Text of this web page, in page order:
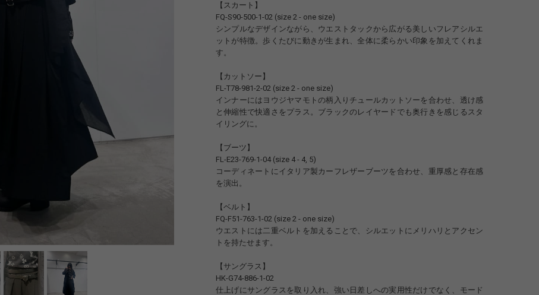
【スカート】
FQ-S90-500-1-02 (size 2 - one size)
シンプルなデザインながら、ウエストタックから広がる美しいフレアシルエ
ットが特徴。歩くたびに動きが生まれ、全体に柔らかい印象を加えてくれま
す。
【カットソー】
FL-T78-981-2-02 (size 2 - one size)
インナーにはヨウジヤマモトの柄入りチュールカットソーを合わせ、透け感
と伸縮性で快適さをプラス。ブラックのレイヤードでも奥行きを感じるスタ
イリングに。
【ブーツ】
FL-E23-769-1-04 (size 4 - 4, 5)
コーディネートにイタリア製カーフレザーブーツを合わせ、重厚感と存在感
を演出。
【ベルト】
FQ-F51-763-1-02 (size 2 - one size)
ウエストには二重ベルトを加えることで、シルエットにメリハリとアクセン
トを持たせます。
【サングラス】
HK-G74-886-1-02
仕上げにサングラスを取り入れ、強い日差しへの実用性だけでなく、モード